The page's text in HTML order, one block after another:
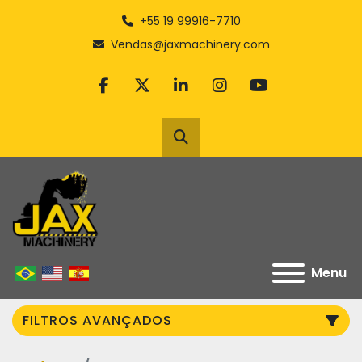
+55 19 99916-7710
Vendas@jaxmachinery.com
facebook
twitterlinkedininstagram
youtube
Pesquisar
Menu
FILTROS AVANÇADOS